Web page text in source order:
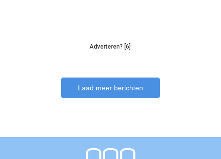
Adverteren? [6]
Laad meer berichten